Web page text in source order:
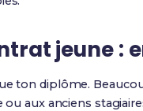
jeune :
ton diplôme.
aux anciens